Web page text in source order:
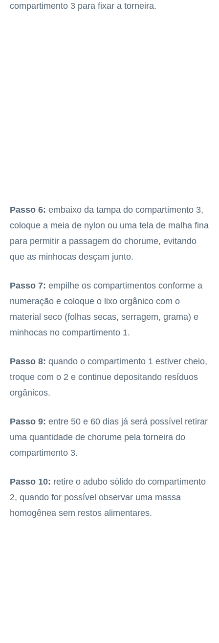
compartimento 3 para fixar a torneira.
Passo 6: embaixo da tampa do compartimento 3,
coloque a meia de nylon ou uma tela de malha fina
para permitir a passagem do chorume, evitando
que as minhocas desçam junto.
Passo 7: empilhe os compartimentos conforme a
numeração e coloque o lixo orgânico com o
material seco (folhas secas, serragem, grama) e
minhocas no compartimento 1.
Passo 8: quando o compartimento 1 estiver cheio,
troque com o 2 e continue depositando resíduos
orgânicos.
Passo 9: entre 50 e 60 dias já será possível retirar
uma quantidade de chorume pela torneira do
compartimento 3.
Passo 10: retire o adubo sólido do compartimento
2, quando for possível observar uma massa
homogênea sem restos alimentares.